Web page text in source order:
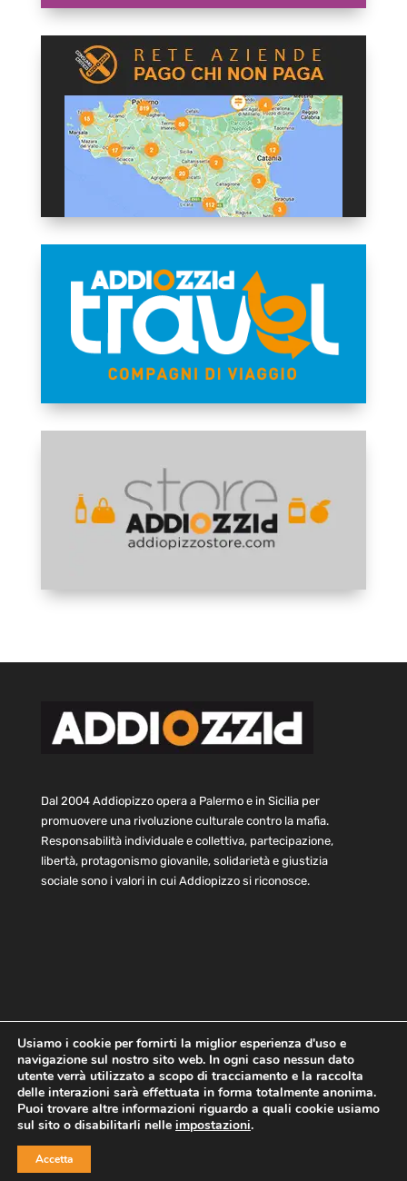
Dal 2004 Addiopizzo opera a Palermo e in Sicilia per
promuovere una rivoluzione culturale contro la mafia.
Responsabilità individuale e collettiva, partecipazione,
libertà, protagonismo giovanile, solidarietà e giustizia
sociale sono i valori in cui Addiopizzo si riconosce.
Home Statuto e bilancio
Contatti
Privacy
Cookie Child Protection Policy
Copyright © 2021 AddioPizzo | Tutti i diritti riservati | Sede
Usiamo i cookie per fornirti la miglior esperienza d'uso e
navigazione sul nostro sito web. In ogni caso nessun dato
utente verrà utilizzato a scopo di tracciamento e la raccolta
delle interazioni sarà effettuata in forma totalmente anonima.
Puoi trovare altre informazioni riguardo a quali cookie usiamo
sul sito o disabilitarli nelle impostazioni.
Accetta